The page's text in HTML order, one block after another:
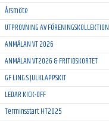
Årsmöte
UTPROVNING AV FÖRENINGSKOLLEKTION
ANMÄLAN VT 2026
ANMÄLAN VT2026 & FRITIDSKORTET
GF LING:S JULKLAPPSKIT
LEDAR KICK-OFF
Terminsstart HT2025